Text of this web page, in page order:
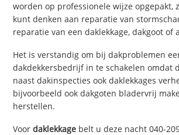
worden op professionele wijze opgepakt,
kunt denken aan reparatie van
reparatie van een daklekkage, dakgoot of
Het is verstandig om bij dakproblemen
dakdekkersbedrijf in te schakelen omdat
naast dakinspecties ook daklekkages
bijvoorbeeld ook dakgoten bladervrij
herstellen.
Voordaklekkage belt u deze nacht 040-